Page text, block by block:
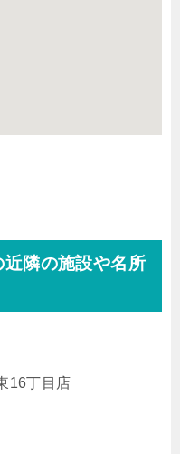
隣の施設や名所
16丁目店